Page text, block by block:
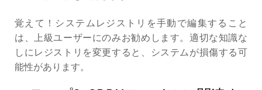
覚えて！システムレジストリを手動で編集すること
は、上級ユーザーにのみお勧めします。適切な知識な
しにレジストリを変更すると、システムが損傷する可
能性があります。